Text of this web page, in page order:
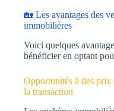
🏡 Les avantages des
immobilières
Voici quelques
bénéficier en optant
Opportunités à des
la transaction